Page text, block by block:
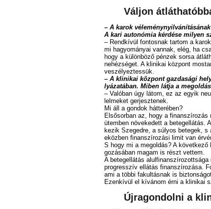
Vál­jon
– A ka­rok
A ka­ri au­to­nó­mia kér­dé­se mi­lyen
– Rend­kí­vül fon­tos­nak tar­tom a
mi ha­gyo­má­nyai van­nak, elég, ha
hogy a kü­lön­bö­ző pén­zek sor­sa
ne­héz­sé­get. A kli­ni­kai köz­pont
ve­szé­lyez­tes­sük.
– A kli­ni­kai köz­pont gaz­da­sá­gi
lyá­za­tá­ban. Mi­ben lát­ja a
– Va­ló­ban úgy lá­tom, ez az egyik
lel­me­ket ger­jesztenek.
Mi áll a gon­dok hát­te­ré­ben?
El­ső­sor­ban az, hogy a
ütem­ben nö­ve­ke­dett a be­teg­el­lá­tás.
ke­zik Sze­ged­re, a sú­lyos be­te­gek,
eköz­ben fi­nan­szí­ro­zá­si li­mit van
S hogy mi a meg­ol­dás? A
go­zá­sá­ban ma­gam is részt vet­tem.
A be­teg­el­lá­tás
prog­resszív el­lá­tás fi­nan­szí­ro­zá­sa.
ami a töb­bi fa­kul­tás­nak is
Ezen­kí­vül el kí­vá­nom ér­ni a kli­ni­kai
Új­ra­gon­dol­ni a